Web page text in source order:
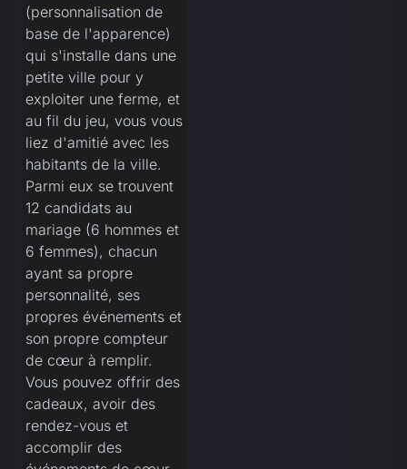
(personnalisation de
base de l'apparence)
qui s'installe dans une
petite ville pour y
exploiter une ferme, et
au fil du jeu, vous vous
liez d'amitié avec les
habitants de la ville.
Parmi eux se trouvent
12 candidats au
mariage (6 hommes et
6 femmes), chacun
ayant sa propre
personnalité, ses
propres événements et
son propre compteur
de cœur à remplir.
Vous pouvez offrir des
cadeaux, avoir des
rendez-vous et
accomplir des